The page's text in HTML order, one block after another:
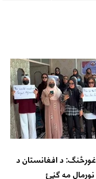
د افغانستان د
مه ګڼئ